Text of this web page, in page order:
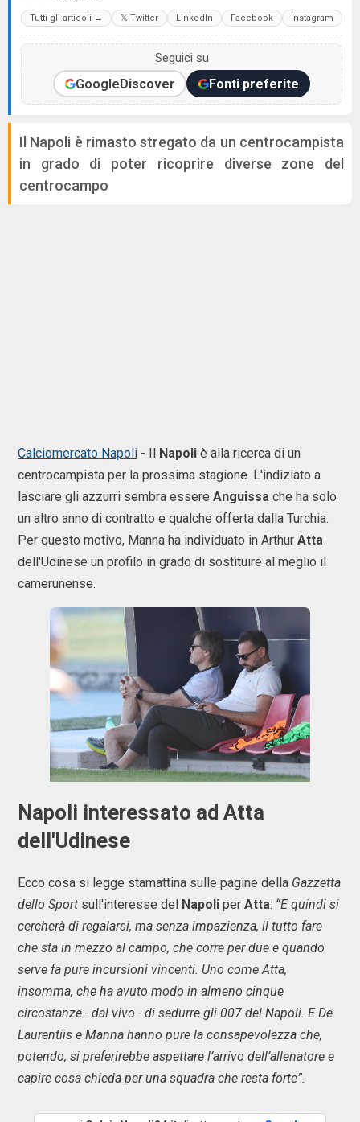
Tutti gli articoli → 𝕏 Twitter LinkedIn Facebook Instagram
Seguici su
GoogleDiscover Fonti preferite
Il Napoli è rimasto stregato da un centrocampista
in grado di poter ricoprire diverse zone del
centrocampo
Calciomercato Napoli - Il Napoli è alla ricerca di un
centrocampista per la prossima stagione. L'indiziato a
lasciare gli azzurri sembra essere Anguissa che ha solo
un altro anno di contratto e qualche offerta dalla Turchia.
Per questo motivo, Manna ha individuato in Arthur Atta
dell'Udinese un profilo in grado di sostituire al meglio il
camerunense.
Napoli interessato ad Atta
dell'Udinese
Ecco cosa si legge stamattina sulle pagine della Gazzetta
dello Sport sull'interesse del Napoli per Atta: “E quindi si
cercherà di regalarsi, ma senza impazienza, il tutto fare
che sta in mezzo al campo, che corre per due e quando
serve fa pure incursioni vincenti. Uno come Atta,
insomma, che ha avuto modo in almeno cinque
circostanze - dal vivo - di sedurre gli 007 del Napoli. E De
Laurentiis e Manna hanno pure la consapevolezza che,
potendo, si preferirebbe aspettare l’arrivo dell’allenatore e
capire cosa chieda per una squadra che resta forte”.